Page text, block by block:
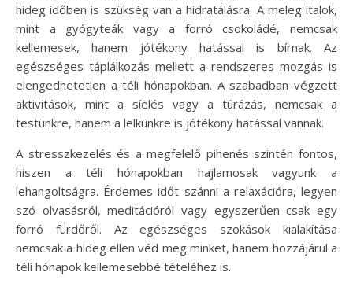
hideg időben is szükség van a hidratálásra. A meleg italok,
mint a gyógyteák vagy a forró csokoládé, nemcsak
kellemesek, hanem jótékony hatással is bírnak. Az
egészséges táplálkozás mellett a rendszeres mozgás is
elengedhetetlen a téli hónapokban. A szabadban végzett
aktivitások, mint a síelés vagy a túrázás, nemcsak a
testünkre, hanem a lelkünkre is jótékony hatással vannak.
A stresszkezelés és a megfelelő pihenés szintén fontos,
hiszen a téli hónapokban hajlamosak vagyunk a
lehangoltságra. Érdemes időt szánni a relaxációra, legyen
szó olvasásról, meditációról vagy egyszerűen csak egy
forró fürdőről. Az egészséges szokások kialakítása
nemcsak a hideg ellen véd meg minket, hanem hozzájárul a
téli hónapok kellemesebbé tételéhez is.